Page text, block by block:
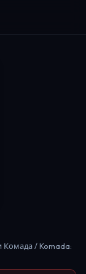
Комада / Komada: